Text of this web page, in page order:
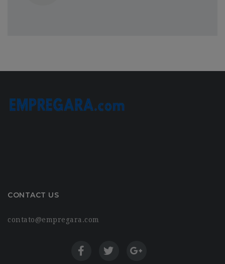
CONTACT US
contato@empregara.com